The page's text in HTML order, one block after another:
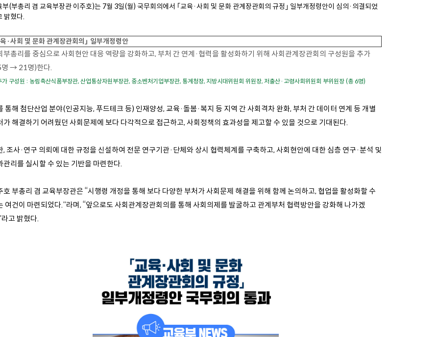
부(부총리 겸 교육부장관 이주호)는 7월 3일(월) 국무회의에서 ｢교육·사회 및 문화 관계장관회의 규정｣ 일부개정령안이 심의·의결되었
밝혔다.
·사회 및 문화 관계장관회의」 일부개정령안
부총리를 중심으로 사회현안 대응 역량을 강화하고, 부처 간 연계·협력을 활성화하기 위해 사회관계장관회의 구성원을 추가
→ 21명)한다.
구성원 : 농림축산식품부장관, 산업통상자원부장관, 중소벤처기업부장관, 통계청장, 지방시대위원회 위원장, 저출산·고령사회위원회 부위원장 (총 6명)
통해 첨단산업 분야(인공지능, 푸드테크 등) 인재양성, 교육·돌봄·복지 등 지역 간 사회격차 완화, 부처 간 데이터 연계 등 개별
가 해결하기 어려웠던 사회문제에 보다 다각적으로 접근하고, 사회정책의 효과성을 제고할 수 있을 것으로 기대된다.
, 조사·연구 의뢰에 대한 규정을 신설하여 전문 연구기관·단체와 상시 협력체계를 구축하고, 사회현안에 대한 심층 연구·분석 및
관리를 실시할 수 있는 기반을 마련한다.
호 부총리 겸 교육부장관은 “시행령 개정을 통해 보다 다양한 부처가 사회문제 해결을 위해 함께 논의하고, 협업을 활성화할 수
여건이 마련되었다.”라며, “앞으로도 사회관계장관회의를 통해 사회의제를 발굴하고 관계부처 협력방안을 강화해 나가겠
라고 밝혔다.